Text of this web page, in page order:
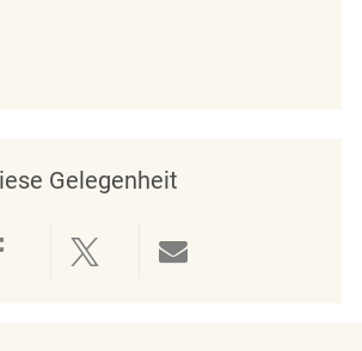
Gelegenheit
teilen
Facebook teilen
Über Twitter teilen